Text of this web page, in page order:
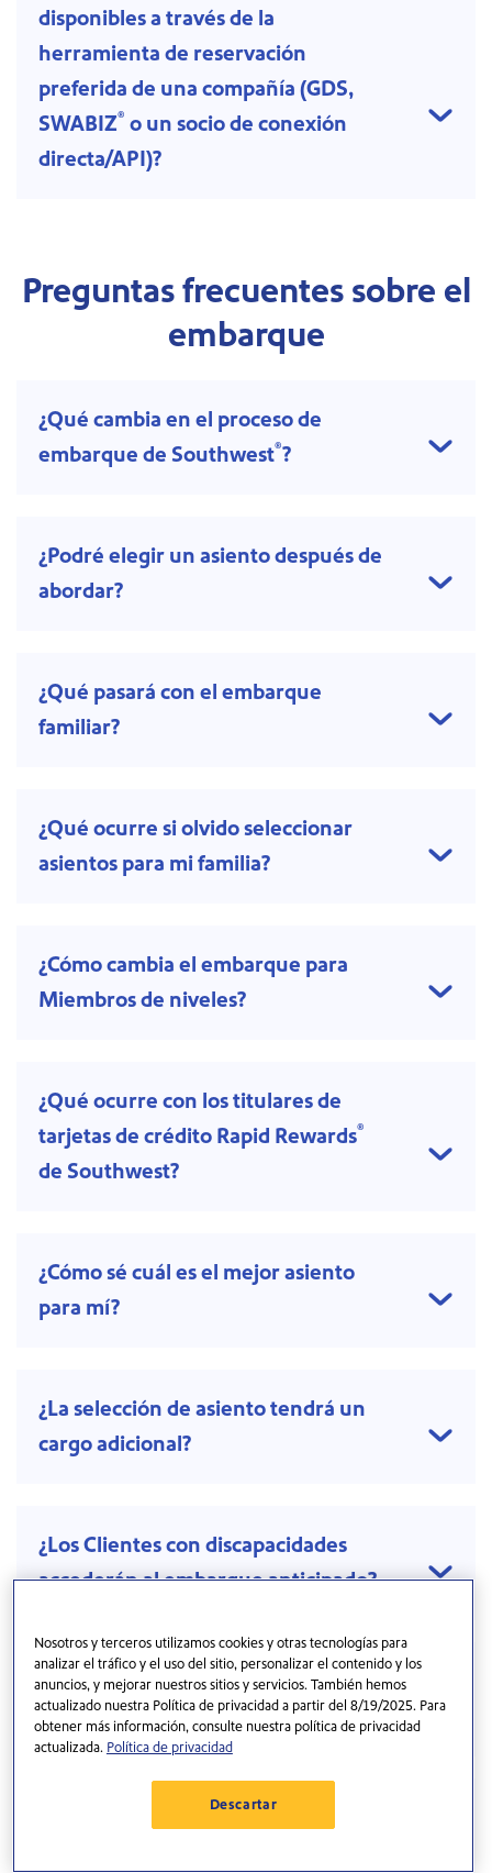
disponibles a través de la
herramienta de reservación
preferida de una compañía (GDS,
SWABIZ® o un socio de conexión
directa/API)?
Preguntas frecuentes sobre el
embarque
¿Qué cambia en el proceso de
embarque de Southwest®?
¿Podré elegir un asiento después de
abordar?
¿Qué pasará con el embarque
familiar?
¿Qué ocurre si olvido seleccionar
asientos para mi familia?
¿Cómo cambia el embarque para
Miembros de niveles?
¿Qué ocurre con los titulares de
tarjetas de crédito Rapid Rewards®
de Southwest?
¿Cómo sé cuál es el mejor asiento
para mí?
¿La selección de asiento tendrá un
cargo adicional?
¿Los Clientes con discapacidades
accederán al embarque anticipado?
¿Southwest ofrecerá embarque
prioritario?
¿Qué beneficios de embarque
Nosotros y terceros utilizamos cookies y otras tecnologías para
analizar el tráfico y el uso del sitio, personalizar el contenido y los
anuncios, y mejorar nuestros sitios y servicios. También hemos
actualizado nuestra Política de privacidad a partir del 8/19/2025. Para
obtener más información, consulte nuestra política de privacidad
actualizada. Política de privacidad
Descartar